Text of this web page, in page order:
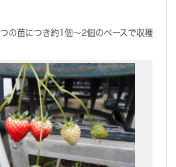
の苗につき約1個～2個のペースで収穫